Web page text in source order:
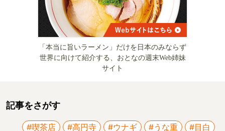
「本当に旨いラーメン」だけを日本のみならず
世界に向けて紹介する、おとなの週末Web姉妹
サイト
記事をさがす
#喫茶店 #高円寺 #ウナギ #うな重 #目白